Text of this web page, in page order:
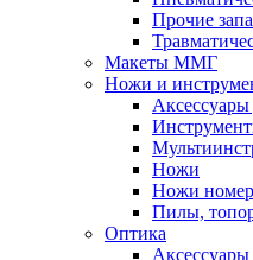
Прочие
Макеты ММГ
Ножи и
Ножи
Ножи
Пилы,
Оптика